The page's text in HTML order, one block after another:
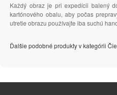
Každý obraz je pri expedícii balený
kartónového obalu, aby počas
utretie obrazu používajte iba suchú
Ďalšie podobné produkty v kategórii